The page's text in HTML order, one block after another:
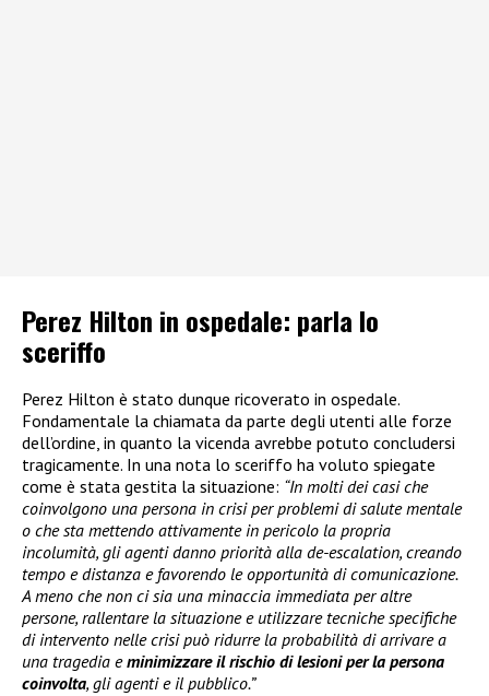
Perez Hilton in ospedale: parla lo
sceriffo
Perez Hilton è stato dunque ricoverato in ospedale.
Fondamentale la chiamata da parte degli utenti alle forze
dell’ordine, in quanto la vicenda avrebbe potuto concludersi
tragicamente. In una nota lo sceriffo ha voluto spiegate
come è stata gestita la situazione: “In molti dei casi che
coinvolgono una persona in crisi per problemi di salute mentale
o che sta mettendo attivamente in pericolo la propria
incolumità, gli agenti danno priorità alla de-escalation, creando
tempo e distanza e favorendo le opportunità di comunicazione.
A meno che non ci sia una minaccia immediata per altre
persone, rallentare la situazione e utilizzare tecniche specifiche
di intervento nelle crisi può ridurre la probabilità di arrivare a
una tragedia eminimizzare il rischio di lesioni per la persona
coinvolta, gli agenti e il pubblico.”